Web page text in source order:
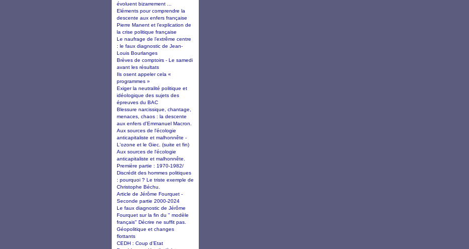
évoluent bizarrement ...
Eléments pour comprendre la
descente aux enfers française
Pierre Manent et l’explication de
la crise politique française
Le naufrage de l’extrême centre
: le faux diagnostic de Jean-
Louis Bourlanges
Brèves de comptoirs - Le samedi
avant les résultats
Ils osent appeler cela «
programmes »
Exiger la neutralité politique et
idéologique des sujets des
épreuves du BAC
Blessure narcissique, chantage,
menaces, chaos : la descente
aux enfers d'Emmanuel Macron.
Aux sources de l'écologie
anticapitaliste et malhonnête -
L'ozone et le Giec. (suite et fin)
Aux sources de l'écologie
anticapitaliste et malhonnête.
Première partie : 1970-1982/
Discrédit des hommes politiques
: pourquoi ? Le triste exemple de
Christophe Béchu.
Article de Jérôme Fourquet -
Seconde partie 2000-2024
Le faux diagnostic de Jérôme
Fourquet sur la fin du " modèle
français" Décrire ne suffit pas.
Géopolitique et changes
flottants
CEDH : Coup d’Etat